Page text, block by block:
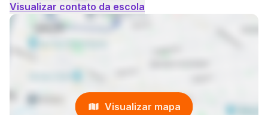
Visualizar contato da escola
Visualizar mapa